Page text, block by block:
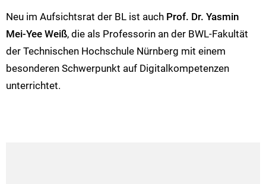
Neu im Aufsichtsrat der BL ist auch Prof. Dr. Yasmin
Mei-Yee Weiß, die als Professorin an der BWL-Fakultät
der Technischen Hochschule Nürnberg mit einem
besonderen Schwerpunkt auf Digitalkompetenzen
unterrichtet.